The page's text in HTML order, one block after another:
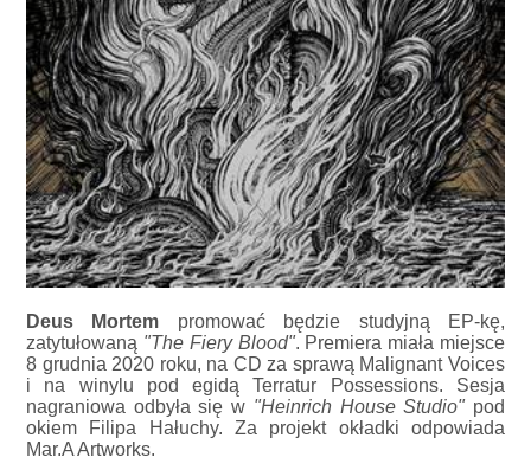
Deus Mortem promować będzie studyjną EP-kę,
zatytułowaną "The Fiery Blood". Premiera miała miejsce
8 grudnia 2020 roku, na CD za sprawą Malignant Voices
i na winylu pod egidą Terratur Possessions. Sesja
nagraniowa odbyła się w "Heinrich House Studio" pod
okiem Filipa Hałuchy. Za projekt okładki odpowiada
Mar.A Artworks.